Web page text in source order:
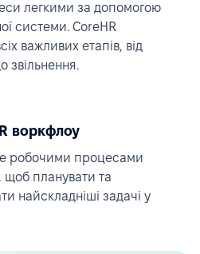
легкими за допомогою
системи. CoreHR
важливих етапів, від
звільнення.
воркфлоу
робочими процесами
щоб планувати та
найскладніші задачі у